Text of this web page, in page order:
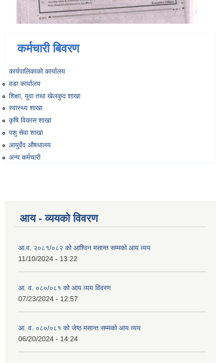
कर्मचारी बिवरण
कार्यपालिकाको कार्यालय
वडा कार्यालय
शिक्षा, युवा तथा खेलकुद शाखा
स्वास्थ्य शाखा
कृषि विकास शाखा
पशु सेवा शाखा
आयुर्वेद औषधालय
अन्य कर्मचारी
आय - व्ययको विवरण
आ.व. २०८१/०८२ को आश्विन मसान्त सम्मको आय व्यय
11/10/2024 - 13:22
आ. व. ०८०/०८१ को आय व्यय विवरण
07/23/2024 - 12:57
आ. व. ०८०/०८१ को जेष्ठ मसान्त सम्मको आय व्यय
06/20/2024 - 14:24